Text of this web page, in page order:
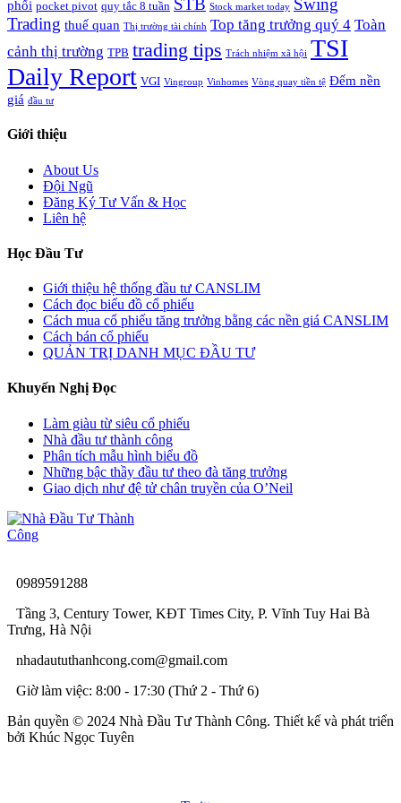
phối pocket pivot quy tắc 8 tuần STB Stock market today Swing
Trading thuế quan Thị trường tài chính Top tăng trưởng quý 4 Toàn
cảnh thị trường TPB trading tips Trách nhiệm xã hội TSI
Daily Report VGI Vingroup Vinhomes Vòng quay tiền tệ Đếm nền
giá đầu tư
Giới thiệu
About Us
Đội Ngũ
Đăng Ký Tư Vấn & Học
Liên hệ
Học Đầu Tư
Giới thiệu hệ thống đầu tư CANSLIM
Cách đọc biểu đồ cổ phiếu
Cách mua cổ phiếu tăng trưởng bằng các nền giá CANSLIM
Cách bán cổ phiếu
QUẢN TRỊ DANH MỤC ĐẦU TƯ
Khuyến Nghị Đọc
Làm giàu từ siêu cổ phiếu
Nhà đầu tư thành công
Phân tích mẫu hình biểu đồ
Những bậc thầy đầu tư theo đà tăng trưởng
Giao dịch như đệ tử chân truyền của O’Neil
0989591288
Tầng 3, Century Tower, KĐT Times City, P. Vĩnh Tuy Hai Bà
Trưng, Hà Nội
nhadaututhanhcong.com@gmail.com
Giờ làm việc: 8:00 - 17:30 (Thứ 2 - Thứ 6)
Bản quyền © 2024 Nhà Đầu Tư Thành Công. Thiết kế và phát triển
bởi Khúc Ngọc Tuyên